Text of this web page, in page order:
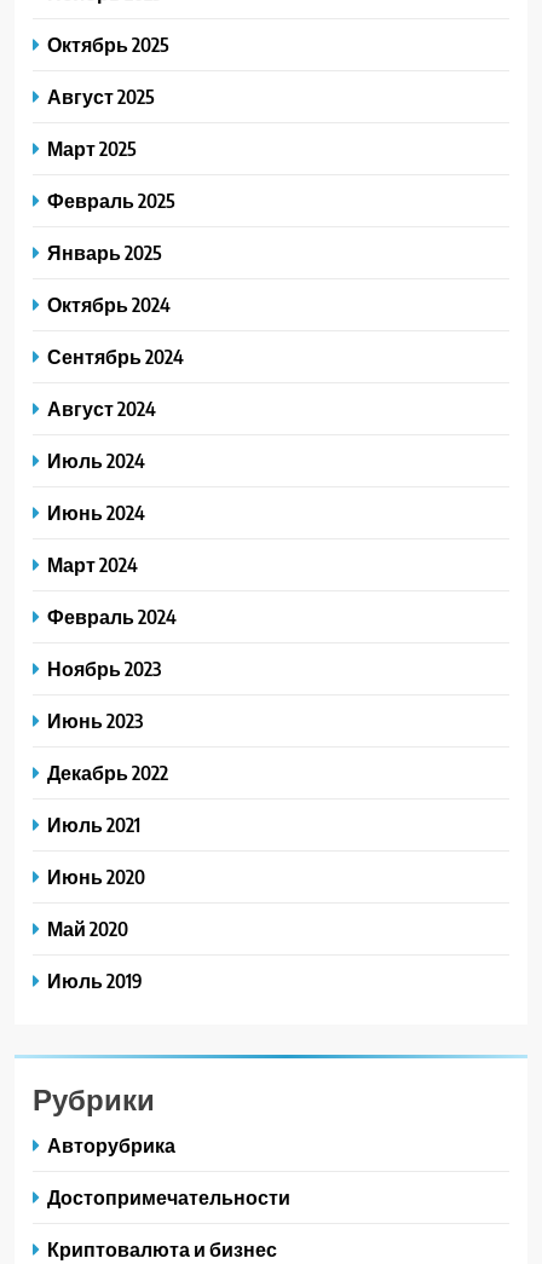
Октябрь 2025
Август 2025
Март 2025
Февраль 2025
Январь 2025
Октябрь 2024
Сентябрь 2024
Август 2024
Июль 2024
Июнь 2024
Март 2024
Февраль 2024
Ноябрь 2023
Июнь 2023
Декабрь 2022
Июль 2021
Июнь 2020
Май 2020
Июль 2019
Рубрики
Авторубрика
Достопримечательности
Криптовалюта и бизнес